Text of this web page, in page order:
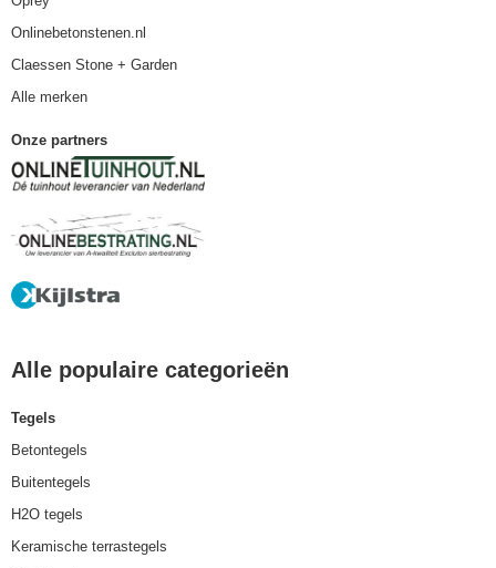
Onlinebetonstenen.nl
Claessen Stone + Garden
Alle merken
Onze partners
Alle populaire categorieën
Tegels
Betontegels
Buitentegels
H2O tegels
Keramische terrastegels